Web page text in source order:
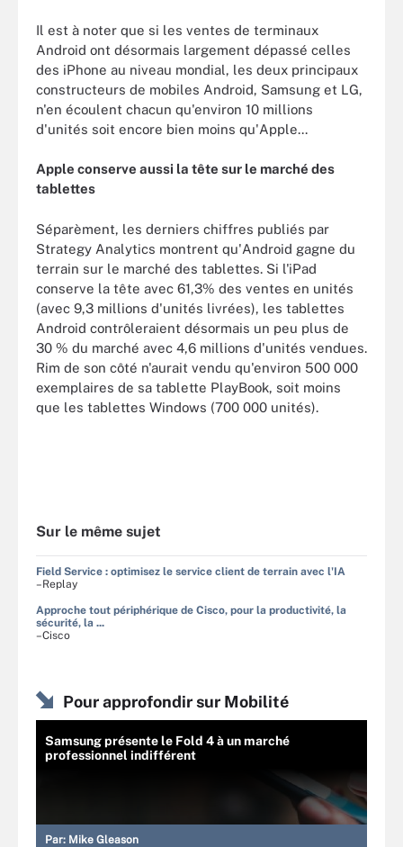
Il est à noter que si les ventes de terminaux
Android ont désormais largement dépassé celles
des iPhone au niveau mondial, les deux principaux
constructeurs de mobiles Android, Samsung et LG,
n'en écoulent chacun qu'environ 10 millions
d'unités soit encore bien moins qu'Apple...
Apple conserve aussi la tête sur le marché des
tablettes
Séparèment, les derniers chiffres publiés par
Strategy Analytics montrent qu'Android gagne du
terrain sur le marché des tablettes. Si l'iPad
conserve la tête avec 61,3% des ventes en unités
(avec 9,3 millions d'unités livrées), les tablettes
Android contrôleraient désormais un peu plus de
30 % du marché avec 4,6 millions d'unités vendues.
Rim de son côté n'aurait vendu qu'environ 500 000
exemplaires de sa tablette PlayBook, soit moins
que les tablettes Windows (700 000 unités).
Sur le même sujet
Field Service : optimisez le service client de terrain avec l'IA
–Replay
Approche tout périphérique de Cisco, pour la productivité, la
sécurité, la ...
–Cisco
Pour approfondir sur Mobilité
Samsung présente le Fold 4 à un marché
professionnel indifférent
Par: Mike Gleason